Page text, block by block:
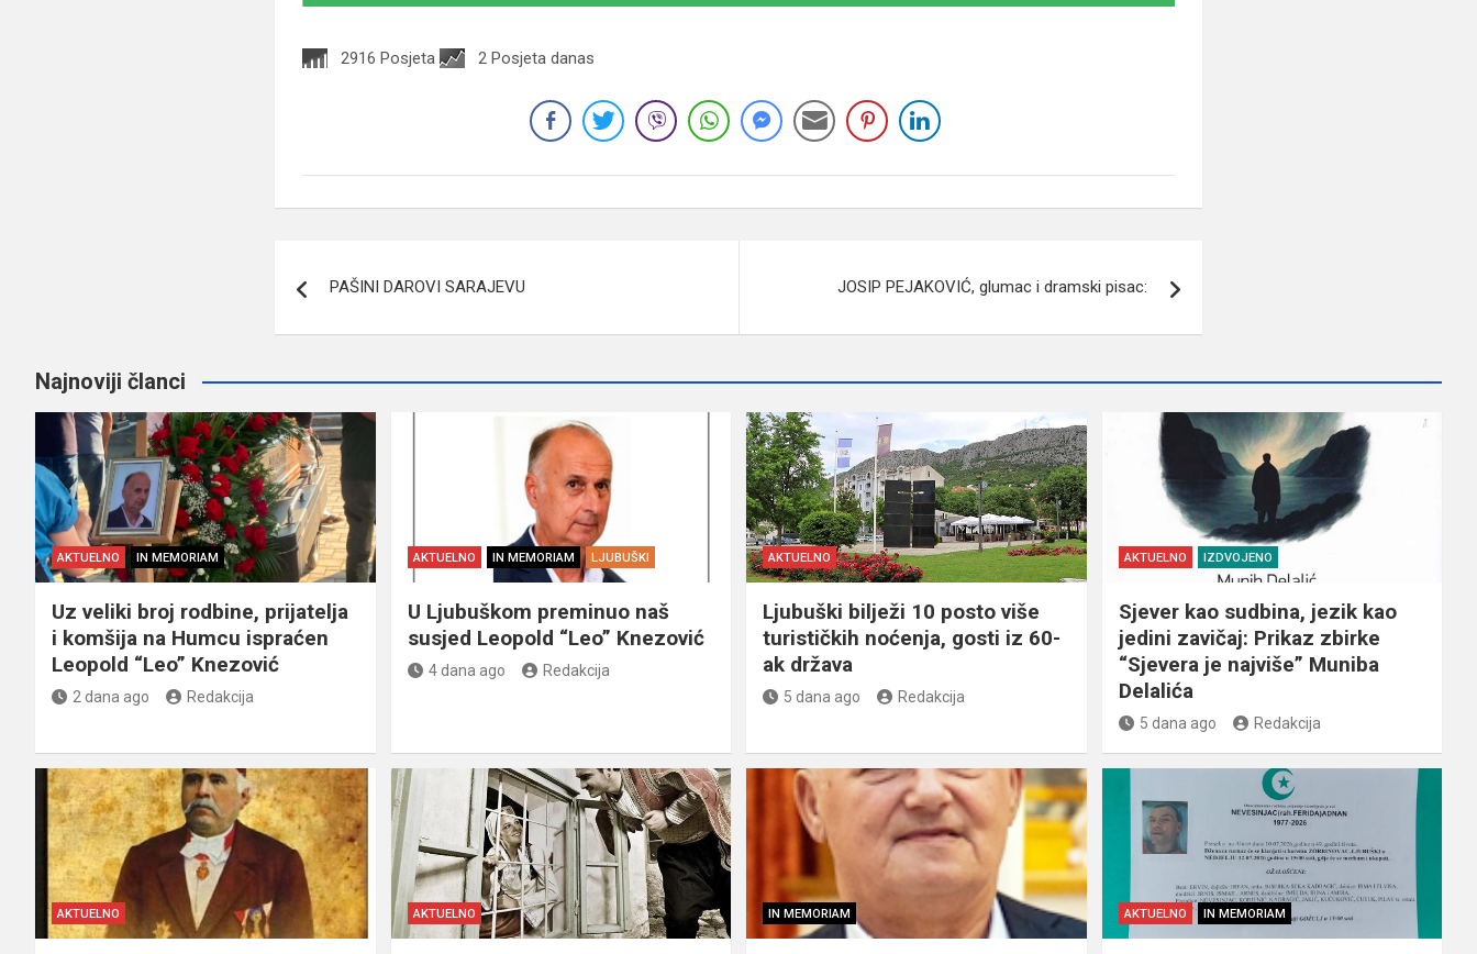
2916 Posjeta 2 Posjeta danas
članaka
PAŠINI DAROVI SARAJEVU JOSIP PEJAKOVIĆ, glumac i dramski pisac:
Najnoviji članci
AKTUELNO IN MEMORIAM
Uz veliki broj rodbine, prijatelja
i komšija na Humcu ispraćen
Leopold “Leo” Knezović
2 dana ago Redakcija
AKTUELNO IN MEMORIAM LJUBUŠKI
U Ljubuškom preminuo naš
susjed Leopold “Leo” Knezović
4 dana ago Redakcija
AKTUELNO
Ljubuški bilježi 10 posto više
turističkih noćenja, gosti iz 60-
ak država
5 dana ago Redakcija
AKTUELNO IZDVOJENO
Sjever kao sudbina, jezik kao
jedini zavičaj: Prikaz zbirke
“Sjevera je najviše” Muniba
Delalića
5 dana ago Redakcija
AKTUELNO AKTUELNO IN MEMORIAM AKTUELNO IN MEMORIAM